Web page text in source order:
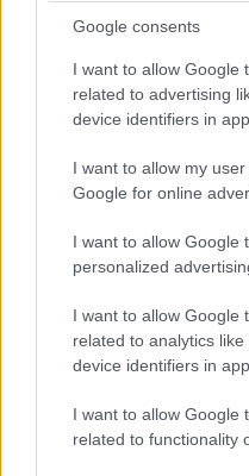
Google consents
I want to allow Google
related to advertising
device identifiers in
I want to allow my
Google for online
I want to allow Google
personalized
I want to allow Google
related to analytics
device identifiers in
I want to allow Google
related to functionality
Corepunk MMORPG
Un verdadero MMORPG
de antes, pero mejor!